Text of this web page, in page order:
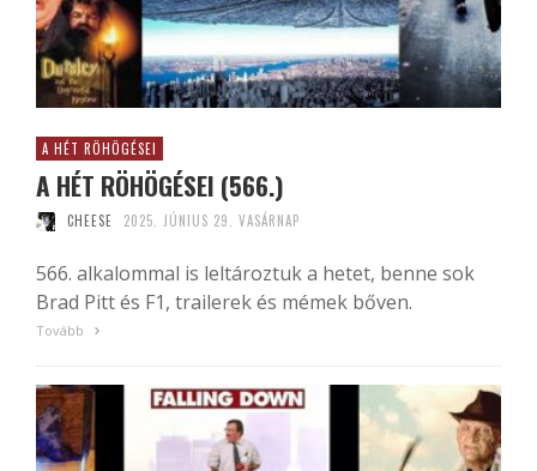
A HÉT RÖHÖGÉSEI
A HÉT RÖHÖGÉSEI (566.)
CHEESE 2025. JÚNIUS 29. VASÁRNAP
566. alkalommal is leltároztuk a hetet, benne sok
Brad Pitt és F1, trailerek és mémek bőven.
Tovább